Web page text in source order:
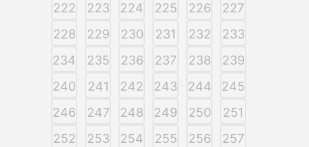
222
223 224 225 226
227
228
229 230 231 232
233
234
235 236 237 238
239
240
241 242 243 244
245
246
247 248 249 250
251
252
253 254 255 256
257